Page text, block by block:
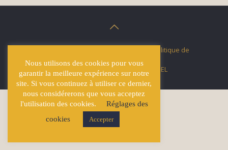
- Politique de
confidentialité
Site développé par
Lucas GICQUEL
Nous utilisons des cookies pour vous
garantir la meilleure expérience sur notre
site. Si vous continuez à utiliser ce dernier,
nous considérerons que vous acceptez
l'utilisation des cookies.
Réglages des
cookies
Accepter